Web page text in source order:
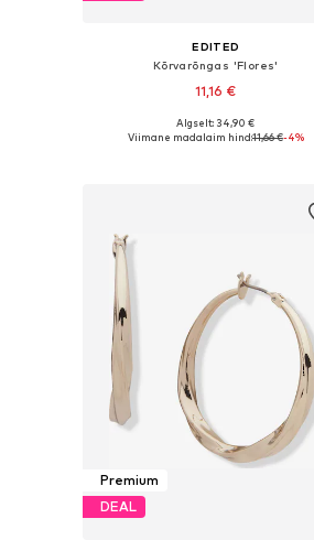
EDITED
Kõrvarõngas 'Flores'
11,16 €
Saadaolevad suurused: One Size
Algselt: 34,90 €
Viimane madalaim hind:11,66 €-4%
Premium
DEAL